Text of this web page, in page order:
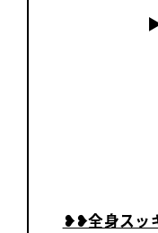
❥︎❥全身スッ